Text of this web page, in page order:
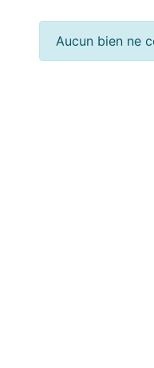
Aucun bien ne